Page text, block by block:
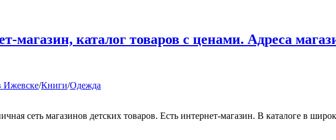
магазин, каталог товаров с ценами. Адреса
Ижевске/Книги/Одежда
сеть магазинов детских товаров. Есть интернет-магазин. В каталоге в